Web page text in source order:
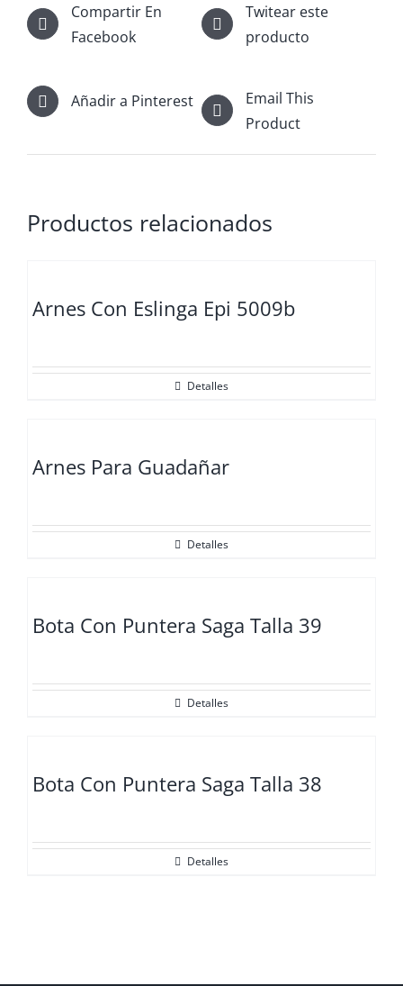
Compartir En
Facebook
Twitear este
producto
Añadir a Pinterest
Email This
Product
Productos relacionados
Arnes Con Eslinga Epi 5009b
Detalles
Arnes Para Guadañar
Detalles
Bota Con Puntera Saga Talla 39
Detalles
Bota Con Puntera Saga Talla 38
Detalles